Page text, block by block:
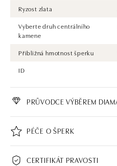
Společnost ALO diamonds vyrábí v
drahých kamenů už téměř 30 let.
opatřen certifikátem pravosti a
zásnubní prsten nebo diamantový
Ryzost zlata
Vyberte druh centrálního
kamene
Přibližná hmotnost šperku
ID
PRŮVODCE VÝBĚREM
PÉČE O ŠPERK
CERTIFIKÁT PRAVOSTI